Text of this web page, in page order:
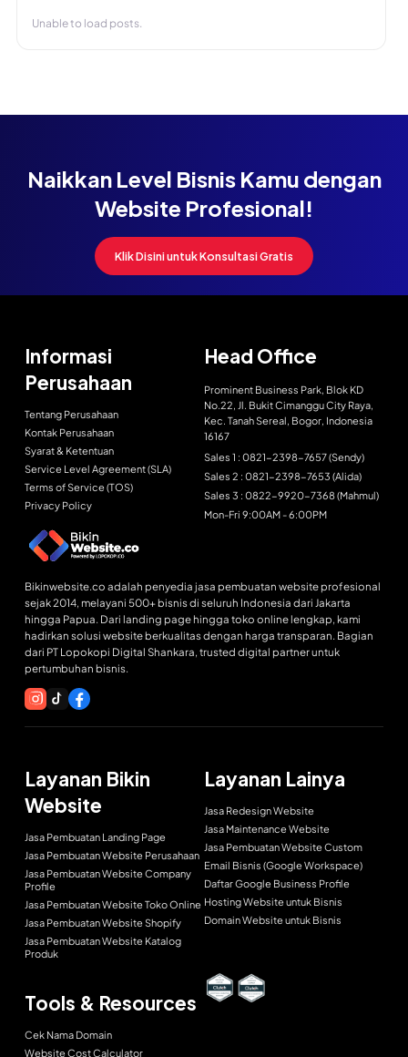
Unable to load posts.
Naikkan Level Bisnis Kamu dengan
Website Profesional!
Klik Disini untuk Konsultasi Gratis
Bikinwebsite.co adalah penyedia jasa pembuatan website profesional
sejak 2014, melayani 500+ bisnis di seluruh Indonesia dari Jakarta
hingga Papua. Dari landing page hingga toko online lengkap, kami
hadirkan solusi website berkualitas dengan harga transparan. Bagian
dari PT Lopokopi Digital Shankara, trusted digital partner untuk
pertumbuhan bisnis.
Informasi
Perusahaan
Tentang Perusahaan
Kontak Perusahaan
Syarat & Ketentuan
Service Level Agreement (SLA)
Terms of Service (TOS)
Privacy Policy
Head Office
Prominent Business Park, Blok KD
No.22, Jl. Bukit Cimanggu City Raya,
Kec. Tanah Sereal, Bogor, Indonesia
16167
Sales 1 : 0821-2398-7657 (Sendy)
Sales 2 : 0821-2398-7653 (Alida)
Sales 3 : 0822-9920-7368 (Mahmul)
Mon-Fri 9:00AM - 6:00PM
Layanan Bikin
Website
Jasa Pembuatan Landing Page
Jasa Pembuatan Website Perusahaan
Jasa Pembuatan Website Company
Profile
Jasa Pembuatan Website Toko Online
Jasa Pembuatan Website Shopify
Jasa Pembuatan Website Katalog
Produk
Layanan Lainya
Jasa Redesign Website
Jasa Maintenance Website
Jasa Pembuatan Website Custom
Email Bisnis (Google Workspace)
Daftar Google Business Profile
Hosting Website untuk Bisnis
Domain Website untuk Bisnis
Tools & Resources
Cek Nama Domain
Website Cost Calculator